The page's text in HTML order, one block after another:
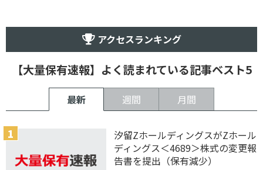
アクセスランキング
【大量保有速報】よく読まれている記事ベスト5
最新 週間 月間
汐留ZホールディングスがZホール
ディングス＜4689＞株式の変更報
告書を提出（保有減少）